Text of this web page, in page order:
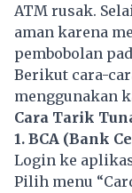
ATM rusak.
aman karena
pembobolan
Berikut cara-
menggunakan
Cara Tarik
1. BCA (Bank
Login ke
Pilih menu